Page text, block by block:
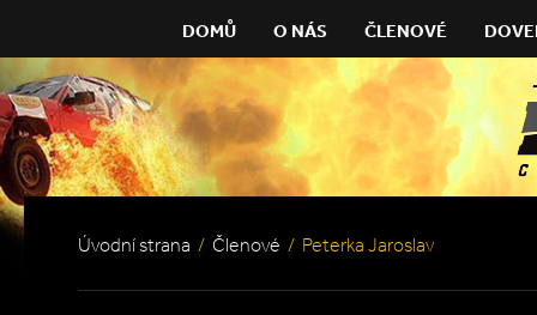
DOMŮ O NÁS ČLENOVÉ
Úvodní strana / Členové / Peterka Jaroslav